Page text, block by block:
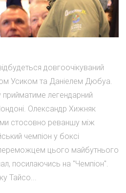
довгоочікуваний
Усиком та Даніелем Дюбуа.
прийматиме легендарний
Олександр Хижняк
стосовно реваншу між
чемпіон у боксі
цього майбутнього
посилаючись на "Чемпіон".
Тайсо...